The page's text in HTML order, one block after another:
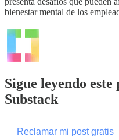
bienestar mental de los
Sigue leyendo
Substack
Reclamar mi post gratis